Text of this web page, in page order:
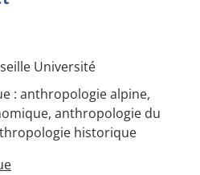
Université
: anthropologie alpine,
anthropologie du
historique